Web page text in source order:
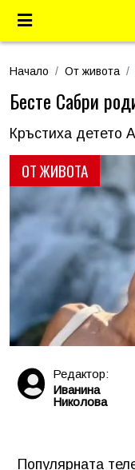
Начало От живота
ОТ ЖИВОТА
Бесте Сабри
Кръстиха детето
Редактор:
Иванина
Николова
Популярната